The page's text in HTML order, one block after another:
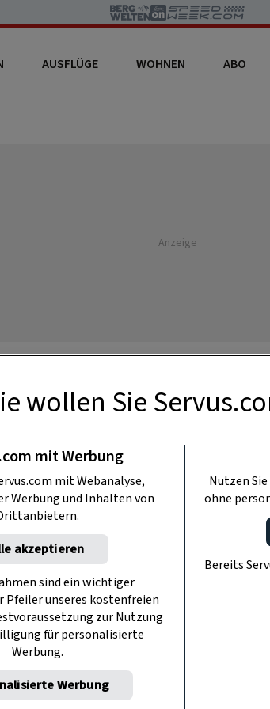
AUSFLÜGE WOHNEN ABO
Anzeige
basteln
tolles Geschenk zur Taufe oder
beim Nachbasteln!
wollen Sie
mit Werbung
mit Webanalyse,
Werbung und Inhalten von
akzeptieren
sind ein wichtiger
unseres kostenfreien
zur Nutzung
für personalisierte
Werbung.
Werbung
Nutzen
ohne
Bereits